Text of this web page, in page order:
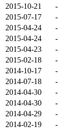
2015-10-21
-
2015-07-17
-
2015-04-24
-
2015-04-24
-
2015-04-23
-
2015-02-18
-
2014-10-17
-
2014-07-18
-
2014-04-30
-
2014-04-30
-
2014-04-29
-
2014-02-19
-